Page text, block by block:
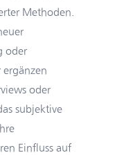
Methoden.
oder
oder
subjektive
Einfluss auf